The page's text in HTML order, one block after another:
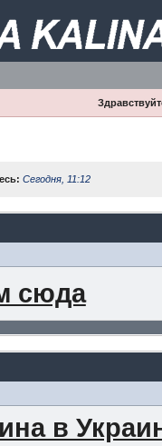
Сегодня, 11:12
сюда
в